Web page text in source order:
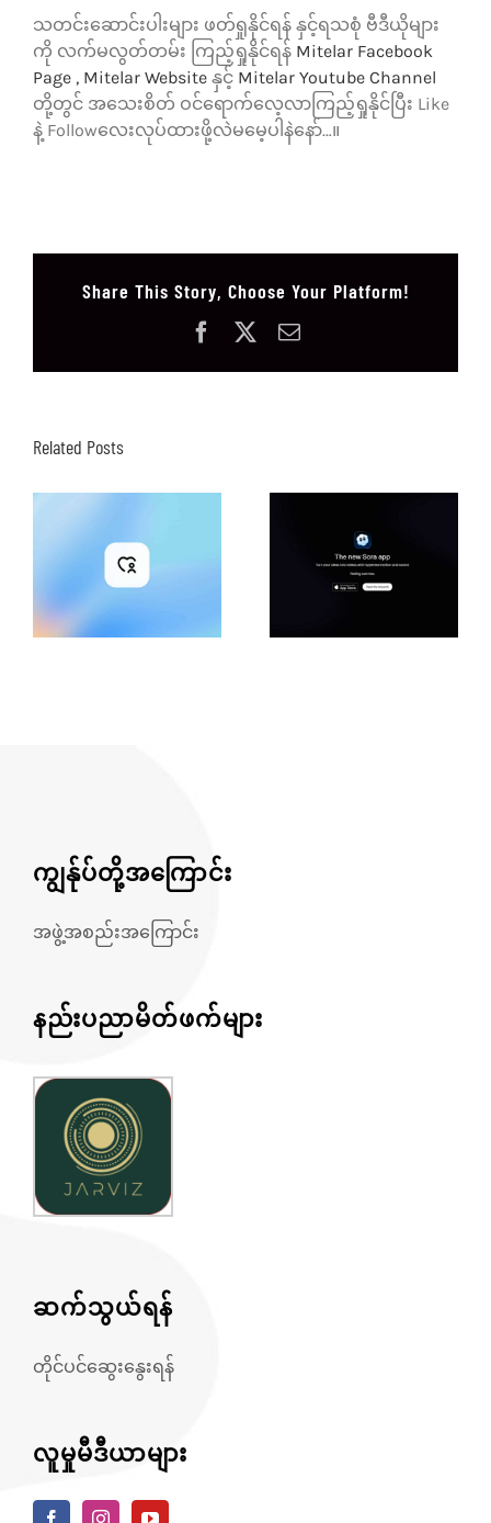
သတင်းဆောင်းပါးများ ဖတ်ရှုနိုင်ရန် နှင့်ရသစုံ ဗီဒီယိုများ
ကို လက်မလွတ်တမ်း ကြည့်ရှုနိုင်ရန် Mitelar Facebook
Page , Mitelar Websiteနှင့် Mitelar Youtube Channel
တို့တွင် အသေးစိတ် ဝင်ရောက်လေ့လာကြည့်ရှုနိုင်ပြီး Like
နဲ့ Followလေးလုပ်ထားဖို့လဲမမေ့ပါနဲနော်…။
Share This Story, Choose Your Platform!
FacebookEmail
Related Posts
ကျွန်ုပ်တို့အကြောင်း
အဖွဲ့အစည်းအကြောင်း
နည်းပညာမိတ်ဖက်များ
ဆက်သွယ်ရန်
တိုင်ပင်ဆွေးနွေးရန်
လူမှုမီဒီယာများ